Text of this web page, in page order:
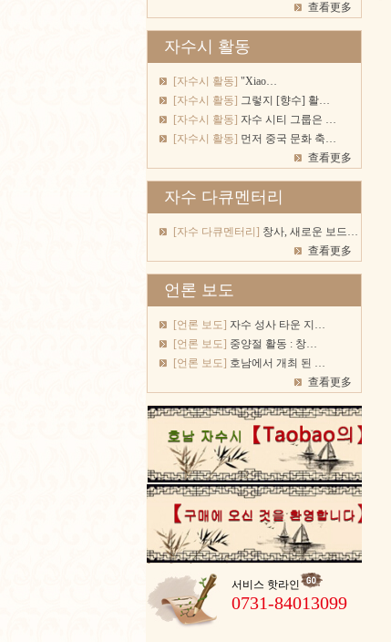
查看更多
자수시 활동
[자수시 활동] "Xiao…
[자수시 활동] 그렇지 [향수] 활…
[자수시 활동] 자수 시티 그룹은 …
[자수시 활동] 먼저 중국 문화 축…
查看更多
자수 다큐멘터리
[자수 다큐멘터리] 창사, 새로운 보드…
查看更多
언론 보도
[언론 보도] 자수 성사 타운 지…
[언론 보도] 중양절 활동 : 창…
[언론 보도] 호남에서 개최 된 …
查看更多
서비스 핫라인
0731-84013099